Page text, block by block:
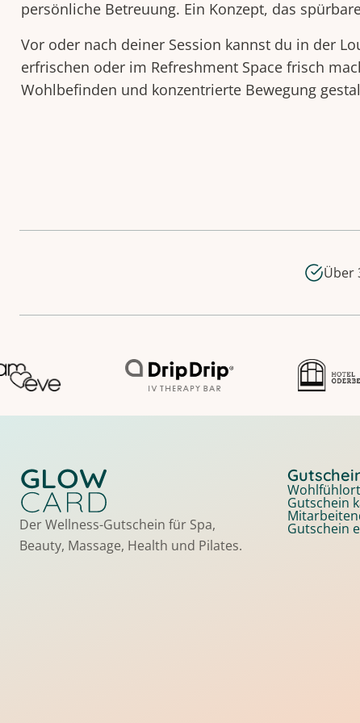
persönliche Betreuung. Ein Konzept, das
Vor oder nach deiner Session kannst du in der
erfrischen oder im Refreshment Space frisch
Wohlbefinden und konzentrierte Bewegung
Über
Der Wellness-Gutschein für Spa,
Beauty, Massage, Health und Pilates.
Gutschein
Gutschein